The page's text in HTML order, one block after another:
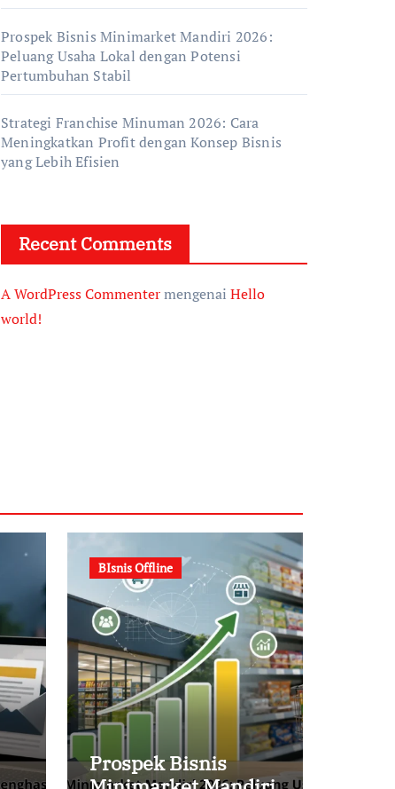
Prospek Bisnis Minimarket Mandiri 2026:
Peluang Usaha Lokal dengan Potensi
Pertumbuhan Stabil
Strategi Franchise Minuman 2026: Cara
Meningkatkan Profit dengan Konsep Bisnis
yang Lebih Efisien
Recent Comments
A WordPress Commentermengenai Hello
world!
BIsnis Offline
Prospek Bisnis